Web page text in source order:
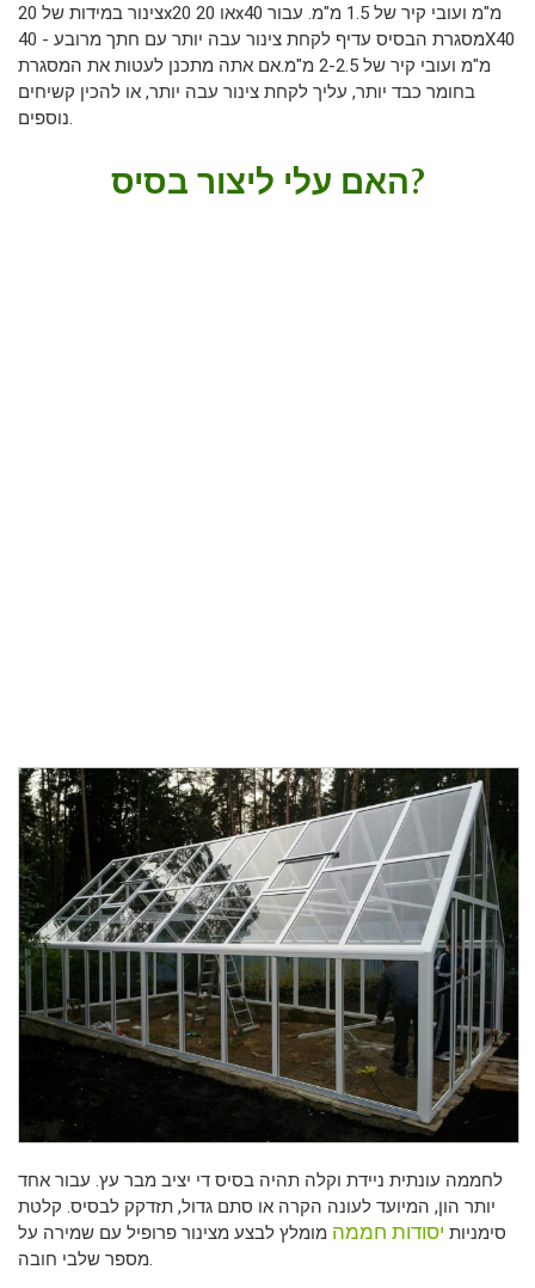
צינור במידות של 20x20 או 20x40 מ"מ ועובי קיר של 1.5 מ"מ. עבור
מסגרת הבסיס עדיף לקחת צינור עבה יותר עם חתך מרובע - 40X40
מ"מ ועובי קיר של 2-2.5 מ"מ.אם אתה מתכנן לעטות את המסגרת
בחומר כבד יותר, עליך לקחת צינור עבה יותר, או להכין קשיחים
האם עלי ליצור בסיס?
לחממה עונתית ניידת וקלה תהיה בסיס די יציב מבר עץ. עבור אחד
יותר הון, המיועד לעונה הקרה או סתם גדול, תזדקק לבסיס. קלטת
סימניות יסודות חממה מומלץ לבצע מצינור פרופיל עם שמירה על
מספר שלבי חובה.